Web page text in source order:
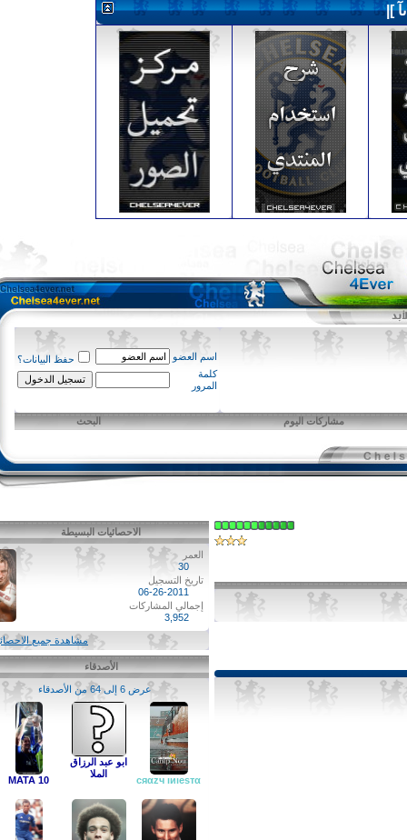
اسم العضو
حفظ البيانات؟
كلمة
المرور
مشاركات اليوم البحث
الاحصائيات البسيطة
العمر
تاريخ التسجيل
06-26-2011
إجمالي المشاركات
3,952
مشاهدة جميع الاحصائيات
الأصدقاء
عرض 6 إلى 64 من الأصدقاء
ابو عبد الرزاق
MATA 10